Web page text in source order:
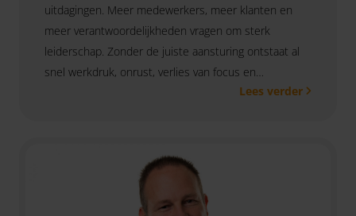
uitdagingen. Meer medewerkers, meer klanten en
meer verantwoordelijkheden vragen om sterk
leiderschap. Zonder de juiste aansturing ontstaat al
snel werkdruk, onrust, verlies van focus en
miscommunicatie. Met ons leiderschapsprogramma
verbeteren. Je krijgt praktische tools die direct
toepasbaar zijn in de dagelijkse praktijk. Zo haal je
vanaf dag één het maximale uit jezelf én je team.
Lees verder